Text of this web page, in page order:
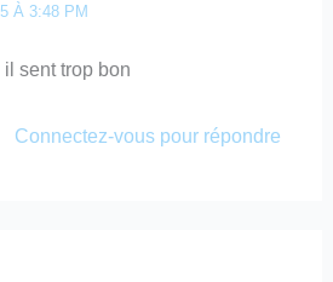
À 3:48 PM
sent trop bon
Connectez-vous pour répondre